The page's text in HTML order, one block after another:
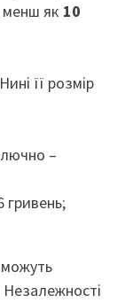
менш як 10
її розмір
–
гривень;
можуть